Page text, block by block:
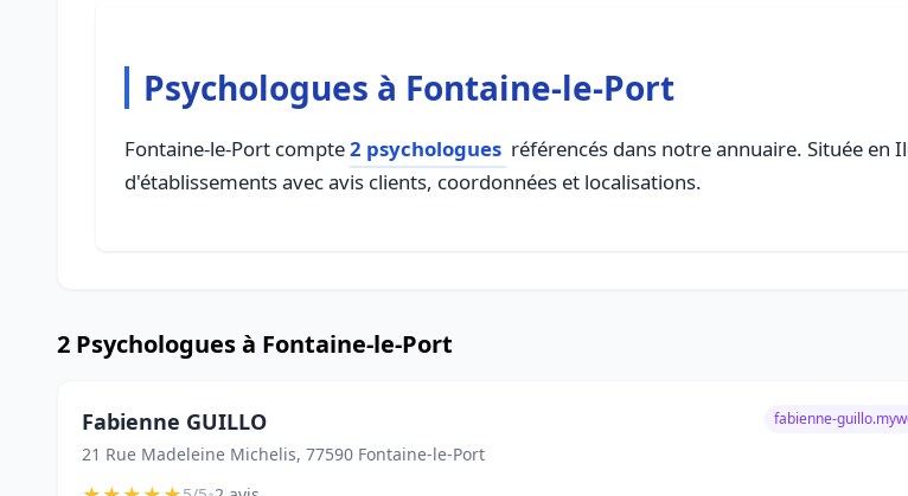
Psychologues à Fontaine-le-Port
Fontaine-le-Port compte2 psychologues référencés dans notre annuaire. Située en
d'établissements avec avis clients, coordonnées et localisations.
2 Psychologues à Fontaine-le-Port
Fabienne GUILLO
21 Rue Madeleine Michelis, 77590 Fontaine-le-Port
fabienne-